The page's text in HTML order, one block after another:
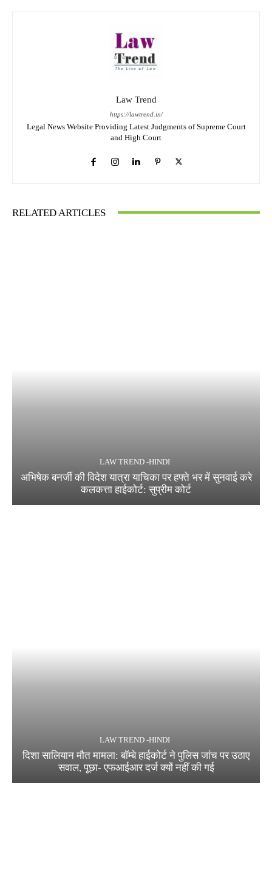
Law Trend
https://lawtrend.in/
Legal News Website Providing Latest Judgments of Supreme Court
and High Court
RELATED ARTICLES
LAW TREND -HINDI
अभिषेक बनर्जी की विदेश यात्रा याचिका पर हफ्ते भर में सुनवाई करे
कलकत्ता हाईकोर्ट: सुप्रीम कोर्ट
LAW TREND -HINDI
दिशा सालियान मौत मामला: बॉम्बे हाईकोर्ट ने पुलिस जांच पर उठाए
सवाल, पूछा- एफआईआर दर्ज क्यों नहीं की गई